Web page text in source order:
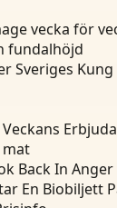
vecka för
fundalhöjd
Sveriges Kung
mat
Back In
En Biobiljett